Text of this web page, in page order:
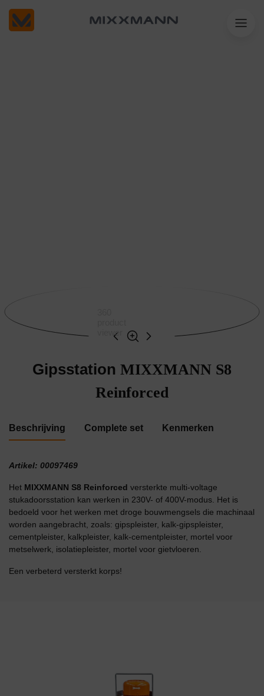
viewer
Gipsstation MIXXMANN S8
Reinforced
Beschrijving Complete set Kenmerken
Artikel: 00097469
Het MIXXMANN S8 Reinforced versterkte multi-voltage
stukadoorsstation kan werken in 230V- of 400V-modus. Het is
bedoeld voor het werken met droge bouwmengsels die machinaal
worden aangebracht, zoals: gipspleister, kalk-gipspleister,
cementpleister, kalkpleister, kalk-cementpleister, mortel voor
metselwerk, isolatiepleister, mortel voor gietvloeren.
Een verbeterd versterkt korps!